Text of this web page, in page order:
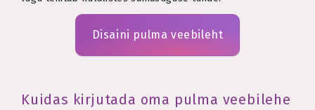
Disaini pulma veebileht
Kuidas kirjutada oma pulma veebilehe